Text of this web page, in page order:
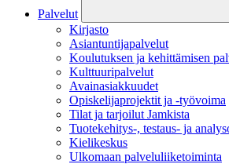
Palvelut
Kirjasto
Asiantuntijapalvelut
Koulutuksen ja kehittämisen
Kulttuuripalvelut
Avainasiakkuudet
Opiskelijaprojektit​ ja -työvoima
Tilat ja tarjoilut Jamkista
Tuotekehitys-, testaus- ja
Kielikeskus
Ulkomaan palveluliiketoiminta